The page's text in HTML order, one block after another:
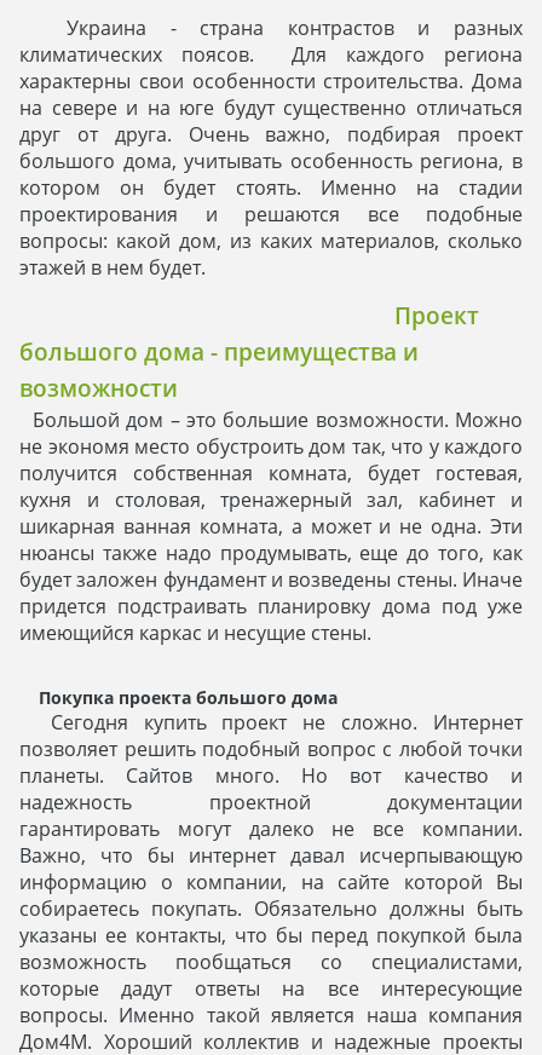
Украина - страна контрастов и разных
климатических поясов. Для каждого региона
характерны свои особенности строительства. Дома
на севере и на юге будут существенно отличаться
друг от друга. Очень важно, подбирая проект
большого дома, учитывать особенность региона, в
котором он будет стоять. Именно на стадии
проектирования и решаются все подобные
вопросы: какой дом, из каких материалов, сколько
этажей в нем будет.
Проект
большого дома - преимущества и
возможности
Большой дом – это большие возможности. Можно
не экономя место обустроить дом так, что у каждого
получится собственная комната, будет гостевая,
кухня и столовая, тренажерный зал, кабинет и
шикарная ванная комната, а может и не одна. Эти
нюансы также надо продумывать, еще до того, как
будет заложен фундамент и возведены стены. Иначе
придется подстраивать планировку дома под уже
имеющийся каркас и несущие стены.
Покупка проекта большого дома
Сегодня купить проект не сложно. Интернет
позволяет решить подобный вопрос с любой точки
планеты. Сайтов много. Но вот качество и
надежность проектной документации
гарантировать могут далеко не все компании.
Важно, что бы интернет давал исчерпывающую
информацию о компании, на сайте которой Вы
собираетесь покупать. Обязательно должны быть
указаны ее контакты, что бы перед покупкой была
возможность пообщаться со специалистами,
которые дадут ответы на все интересующие
вопросы. Именно такой является наша компания
Дом4М. Хороший коллектив и надежные проекты